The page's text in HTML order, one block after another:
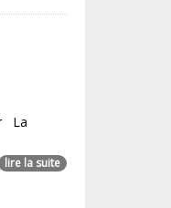
La
lire la suite